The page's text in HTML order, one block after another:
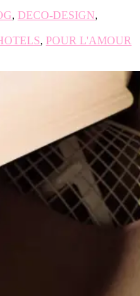
, DECO-DESIGN,
, POUR L'AMOUR